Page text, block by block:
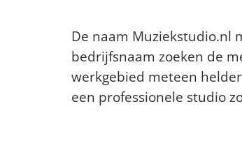
De naam Muziekstudio.nl
bedrijfsnaam zoeken de
werkgebied meteen
een professionele studio